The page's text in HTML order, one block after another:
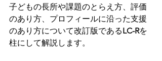
子どもの長所や課題のとらえ方、評価
のあり方、プロフィールに沿った支援
のあり方について改訂版であるLC-Rを
柱にして解説します。